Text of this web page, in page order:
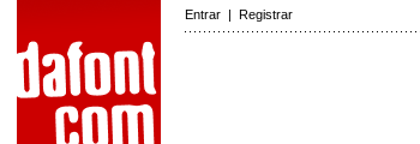
Entrar | Registrar